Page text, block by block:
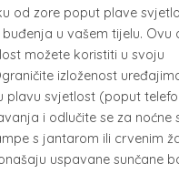
od zore poput plave
u vašem tijelu. Ovu
možete koristiti u svoju
izloženost
plavu svjetlost (poput
i odlučite se za noćne
s jantarom ili crvenim
uspavane sunčane